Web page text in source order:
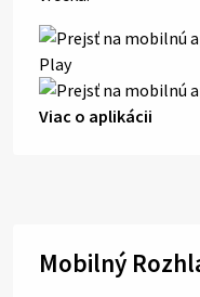
Viac o aplikácii
Mobilný